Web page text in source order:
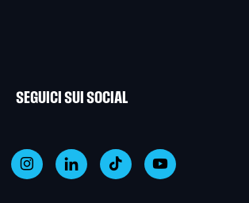
SEGUICI SUI SOCIAL